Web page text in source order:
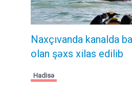
Naxçıvanda kanalda
olan şəxs xilas edilib
Hadisə